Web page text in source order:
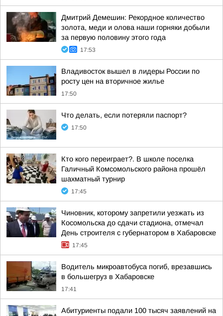
Дмитрий Демешин: Рекордное количество
золота, меди и олова наши горняки добыли
за первую половину этого года
17:53
Владивосток вышел в лидеры России по
росту цен на вторичное жилье
17:50
Что делать, если потеряли паспорт?
17:50
Кто кого переиграет?. В школе поселка
Галичный Комсомольского района прошёл
шахматный турнир
17:45
Чиновник, которому запретили уезжать из
Косомольска до сдачи стадиона, отмечал
День строителя с губернатором в Хабаровске
17:45
Водитель микроавтобуса погиб, врезавшись
в большегруз в Хабаровске
17:41
Абитуриенты подали 100 тысяч заявлений на